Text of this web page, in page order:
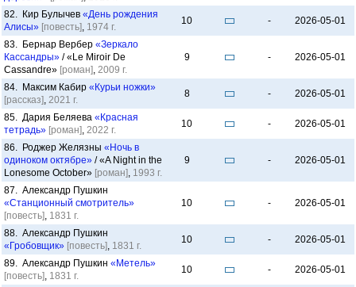
82. Кир Булычев «День рождения
Алисы» [повесть], 1974 г.
10 - 2026-05-01
83. Бернар Вербер «Зеркало
Кассандры» / «Le Miroir De
Cassandre» [роман], 2009 г.
9 - 2026-05-01
84. Максим Кабир «Курьи ножки»
[рассказ], 2021 г.
8 - 2026-05-01
85. Дария Беляева «Красная
тетрадь» [роман], 2022 г.
10 - 2026-05-01
86. Роджер Желязны «Ночь в
одиноком октябре» / «A Night in the
Lonesome October» [роман], 1993 г.
9 - 2026-05-01
87. Александр Пушкин
«Станционный смотритель»
[повесть], 1831 г.
10 - 2026-05-01
88. Александр Пушкин
«Гробовщик» [повесть], 1831 г.
10 - 2026-05-01
89. Александр Пушкин «Метель»
[повесть], 1831 г.
10 - 2026-05-01